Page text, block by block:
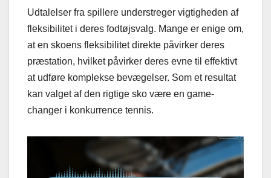
Udtalelser fra spillere understreger vigtigheden af
fleksibilitet i deres fodtøjsvalg. Mange er enige om,
at en skoens fleksibilitet direkte påvirker deres
præstation, hvilket påvirker deres evne til effektivt
at udføre komplekse bevægelser. Som et resultat
kan valget af den rigtige sko være en game-
changer i konkurrence tennis.